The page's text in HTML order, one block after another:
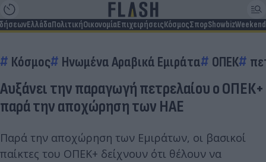
ΕλλάδαΠολιτικήΟικονομίαΕπιχειρήσειςΚόσμοςΣπορShowbizWeekend
Κόσμος Ηνωμένα Αραβικά Εμιράτα ΟΠΕΚ
Αυξάνει την παραγωγή πετρελαίου ο ΟΠΕΚ+
παρά την αποχώρηση των ΗΑΕ
Παρά την αποχώρηση των Εμιράτων, οι βασικοί
παίκτες του ΟΠΕΚ+ δείχνουν ότι θέλουν να